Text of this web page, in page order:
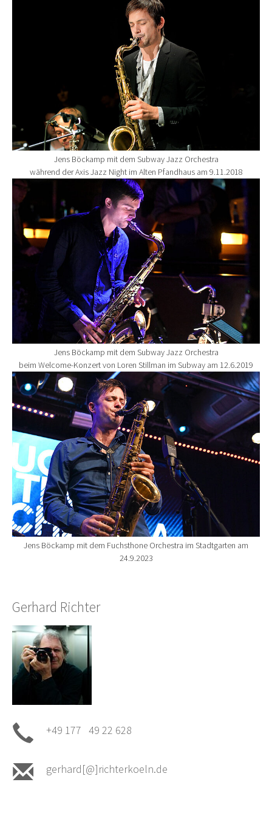
Jens Böckamp mit dem Subway Jazz Orchestra
während der Axis Jazz Night im Alten Pfandhaus am 9.11.2018
Show larger version for:
Jens Böckamp mit dem Subway Jazz Orchestra
beim Welcome-Konzert von Loren Stillman im Subway am 12.6.2019
Show larger version for:
Jens Böckamp mit dem Fuchsthone Orchestra im Stadtgarten am
24.9.2023
Gerhard Richter
+49 177 49 22 628
gerhard[@]richterkoeln.de